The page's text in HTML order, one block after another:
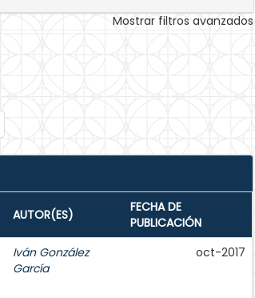
Mostrar filtros avanzados
AUTOR(ES)
FECHA DE
PUBLICACIÓN
Iván González
García
oct-2017